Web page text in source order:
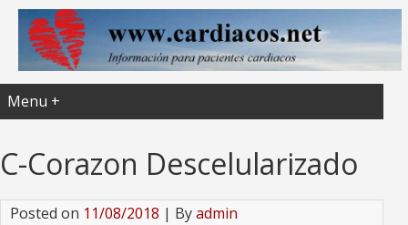
Menu +
C-Corazon Descelularizado
Posted on 11/08/2018 | Byadmin